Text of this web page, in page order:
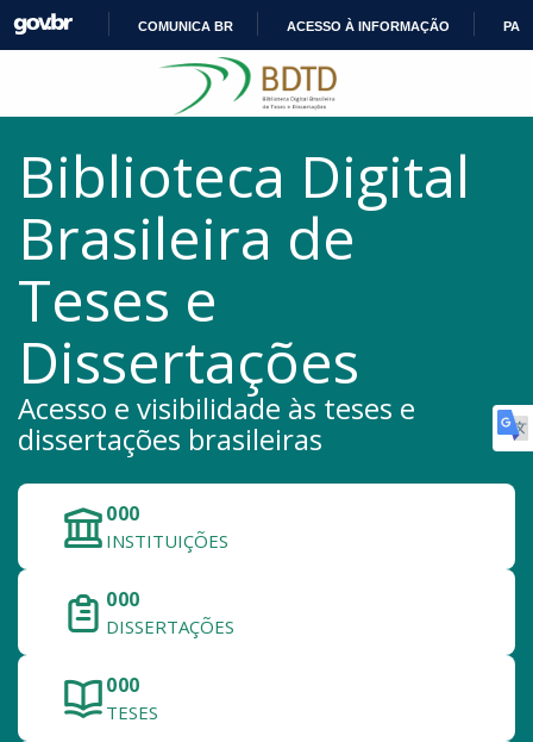
IR
PARA
O
COMUNICA BR ACESSO À INFORMAÇÃO
Biblioteca Digital
Brasileira de
Teses e
Dissertações
Acesso e visibilidade às teses e
dissertações brasileiras
000
INSTITUIÇÕES
000
DISSERTAÇÕES
000
TESES